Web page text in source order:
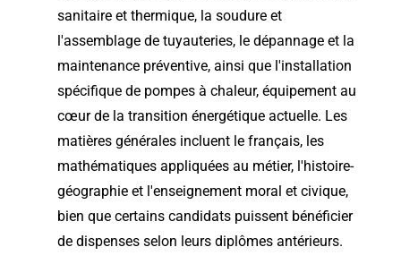
sanitaire et thermique, la soudure et
l'assemblage de tuyauteries, le dépannage et la
maintenance préventive, ainsi que l'installation
spécifique de pompes à chaleur, équipement au
cœur de la transition énergétique actuelle. Les
matières générales incluent le français, les
mathématiques appliquées au métier, l'histoire-
géographie et l'enseignement moral et civique,
bien que certains candidats puissent bénéficier
de dispenses selon leurs diplômes antérieurs.